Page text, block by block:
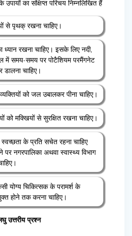
का संक्षिप्त परिचय निम्नलिखित हैं
से पृथक् रखना चाहिए।
रखना चाहिए। इसके लिए नदी,
में समय-समय पर पोटैशियम परमैंगनेट
डालना चाहिए।
को जल उबालकर पीना चाहिए।
को मक्खियों से सुरक्षित रखना चाहिए।
के प्रति सचेत रहना चाहिए
नगरपालिका अथवा स्वास्थ्य विभाग
योग्य चिकित्सक के परामर्श के
होने तक करना चाहिए।
उत्तरीय प्रश्न